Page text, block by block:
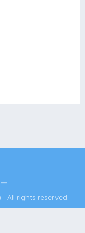
All rights reserved.